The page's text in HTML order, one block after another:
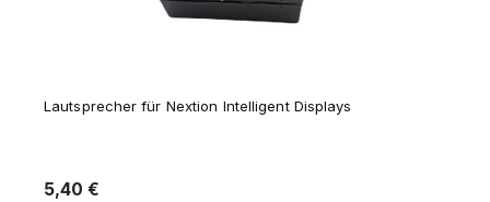
Lautsprecher für Nextion Intelligent Displays
5,40 €